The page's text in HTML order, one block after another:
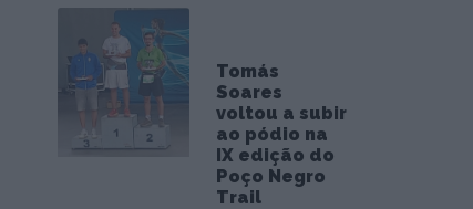
Tomás
Soares
voltou a subir
ao pódio na
IX edição do
Poço Negro
Trail